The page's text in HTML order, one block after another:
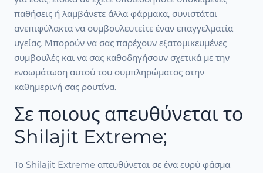
παθήσεις ή λαμβάνετε άλλα φάρμακα, συνιστάται
ανεπιφύλακτα να συμβουλευτείτε έναν επαγγελματία
υγείας. Μπορούν να σας παρέχουν εξατομικευμένες
συμβουλές και να σας καθοδηγήσουν σχετικά με την
ενσωμάτωση αυτού του συμπληρώματος στην
καθημερινή σας ρουτίνα.
Σε ποιους απευθύνεται το
Shilajit Extreme;
Το Shilajit Extreme απευθύνεται σε ένα ευρύ φάσμα